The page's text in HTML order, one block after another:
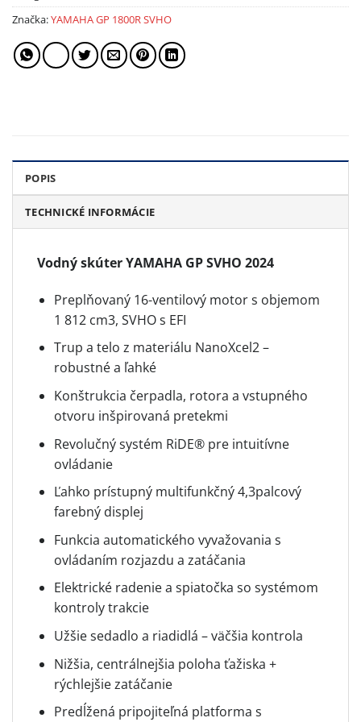
Značka:YAMAHA GP 1800R SVHO
POPIS
TECHNICKÉ INFORMÁCIE
Vodný skúter YAMAHA GP SVHO 2024
Preplňovaný 16-ventilový motor s objemom
1 812 cm3, SVHO s EFI
Trup a telo z materiálu NanoXcel2 –
robustné a ľahké
Konštrukcia čerpadla, rotora a vstupného
otvoru inšpirovaná pretekmi
Revolučný systém RiDE® pre intuitívne
ovládanie
Ľahko prístupný multifunkčný 4,3palcový
farebný displej
Funkcia automatického vyvažovania s
ovládaním rozjazdu a zatáčania
Elektrické radenie a spiatočka so systémom
kontroly trakcie
Užšie sedadlo a riadidlá – väčšia kontrola
Nižšia, centrálnejšia poloha ťažiska +
rýchlejšie zatáčanie
Predĺžená pripojiteľná platforma s